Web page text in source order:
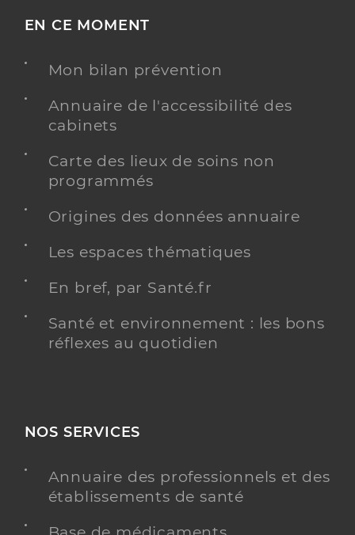
EN CE MOMENT
Mon bilan prévention
Annuaire de l'accessibilité des
cabinets
Carte des lieux de soins non
programmés
Origines des données annuaire
Les espaces thématiques
En bref, par Santé.fr
Santé et environnement : les bons
réflexes au quotidien
NOS SERVICES
Annuaire des professionnels et des
établissements de santé